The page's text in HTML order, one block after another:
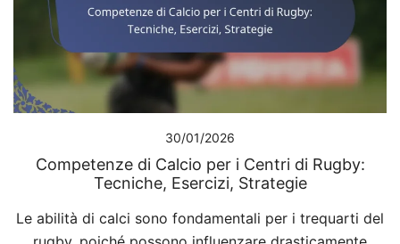
30/01/2026
Competenze di Calcio per i Centri di Rugby:
Tecniche, Esercizi, Strategie
Le abilità di calci sono fondamentali per i trequarti del